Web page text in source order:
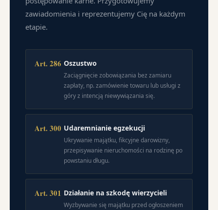
zawiadomienia i reprezentujemy Cię na każdym
etapie.
Art. 286 Oszustwo
Zaciągnięcie zobowiązania bez zamiaru
zapłaty, np. zamówienie towaru lub usługi z
góry z intencją niewywiązania się.
Art. 300 Udaremnianie egzekucji
Ukrywanie majątku, fikcyjne darowizny,
przepisywanie nieruchomości na rodzinę po
powstaniu długu.
Art. 301 Działanie na szkodę wierzycieli
Wyzbywanie się majątku przed ogłoszeniem